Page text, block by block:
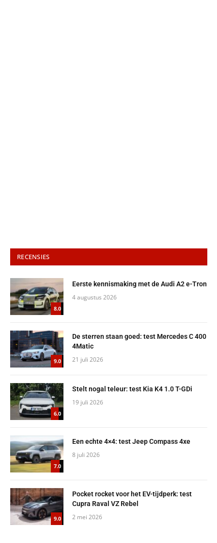
RECENSIES
8.0
Eerste kennismaking met de Audi A2 e-Tron
4 augustus 2026
9.0
De sterren staan goed: test Mercedes C 400
4Matic
21 juli 2026
6.0
Stelt nogal teleur: test Kia K4 1.0 T-GDi
19 juli 2026
7.0
Een echte 4×4: test Jeep Compass 4xe
8 juli 2026
9.0
Pocket rocket voor het EV-tijdperk: test
Cupra Raval VZ Rebel
2 mei 2026